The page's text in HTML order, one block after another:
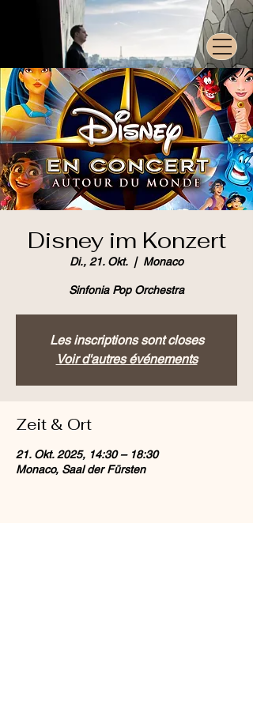
Disney im Konzert
Di., 21. Okt.
  |
Monaco
Sinfonia Pop Orchestra
Les inscriptions sont closes
Voir d'autres événements
Zeit & Ort
21. Okt. 2025, 14:30 – 18:30
Monaco, Saal der Fürsten